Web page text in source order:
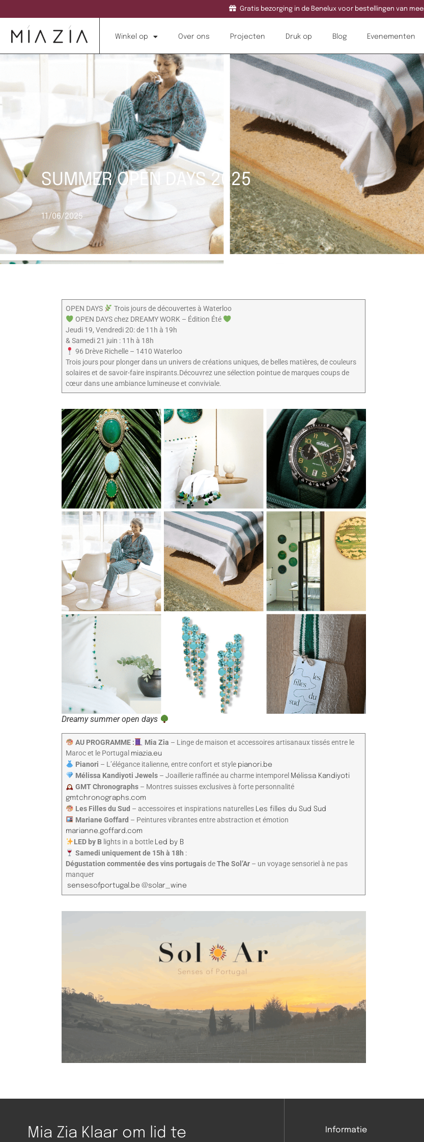
Gratis bezorging in de Benelux voor bestellingen van
Winkel op Over ons Projecten Druk op Blog Evenementen
SUMMER OPEN DAYS 2025
11/06/2025
OPEN DAYS
Trois jours de découvertes à Waterloo
OPEN DAYS chez DREAMY WORK – Édition Été
Jeudi 19, Vendredi 20: de 11h à 19h
& Samedi 21 juin : 11h à 18h
96 Drève Richelle – 1410 Waterloo
Trois jours pour plonger dans un univers de créations uniques, de belles matières, de couleurs
solaires et de savoir-faire inspirants.Découvrez une sélection pointue de marques coups de
cœur dans une ambiance lumineuse et conviviale.
Dreamy summer open days
AU PROGRAMME : Mia Zia – Linge de maison et accessoires artisanaux tissés entre le
Maroc et le Portugal miazia.eu
Pianori – L’élégance italienne, entre confort et style pianori.be
Mélissa Kandiyoti Jewels – Joaillerie raffinée au charme intemporel Mélissa Kandiyoti
GMT Chronographs – Montres suisses exclusives à forte personnalité
gmtchronographs.com
Les Filles du Sud – accessoires et inspirations naturelles Les filles du Sud Sud
Mariane Goffard – Peintures vibrantes entre abstraction et émotion
marianne.goffard.com
LED by B lights in a bottle Led by B
Samedi uniquement de 15h à 18h :
Dégustation commentée des vins portugaisdeThe Sol’Ar– un voyage sensoriel à ne pas
manquer
sensesofportugal.be @solar_wine
Mia Zia Klaar om lid te Informatie